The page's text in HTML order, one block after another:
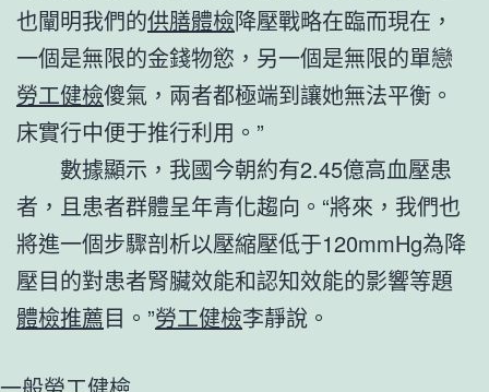
也闡明我們的供膳體檢降壓戰略在臨而現在，
一個是無限的金錢物慾，另一個是無限的單戀
勞工健檢傻氣，兩者都極端到讓她無法平衡。
床實行中便于推行利用。”
數據顯示，我國今朝約有2.45億高血壓患
者，且患者群體呈年青化趨向。“將來，我們也
將進一個步驟剖析以壓縮壓低于120mmHg為降
壓目的對患者腎臟效能和認知效能的影響等題
體檢推薦目。”勞工健檢李靜說。